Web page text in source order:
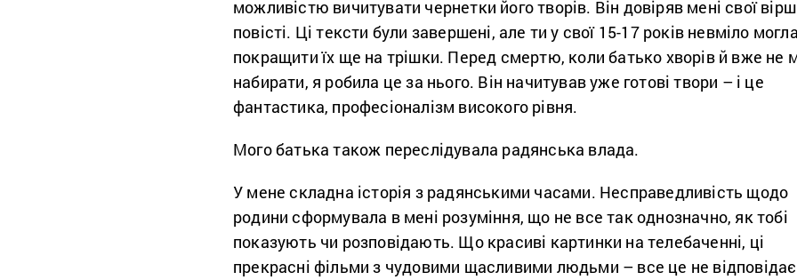
можливістю вичитувати чернетки його творів. Він довіряв мені свої
повісті. Ці тексти були завершені, але ти у свої 15-17 років невміло могла
покращити їх ще на трішки. Перед смертю, коли батько хворів й вже не
набирати, я робила це за нього. Він начитував уже готові твори – і це
фантастика, професіоналізм високого рівня.
Мого батька також переслідувала радянська влада.
У мене складна історія з радянськими часами. Несправедливість щодо
родини сформувала в мені розуміння, що не все так однозначно, як тобі
показують чи розповідають. Що красиві картинки на телебаченні, ці
прекрасні фільми з чудовими щасливими людьми – все це не відповідає